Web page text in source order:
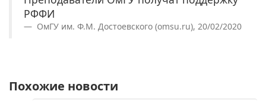
РФФИ
ОмГУ им. Ф.М. Достоевского (omsu.ru), 20/02/2020
Похожие новости